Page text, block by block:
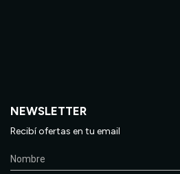
NEWSLETTER
Recibí ofertas en tu email